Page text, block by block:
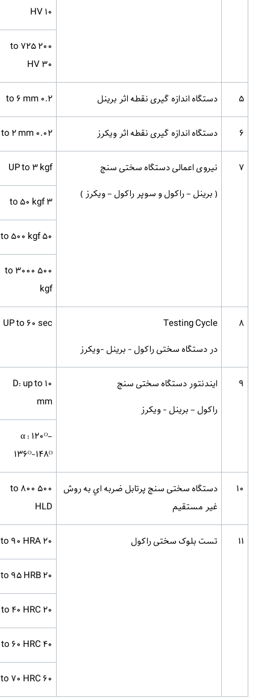
HV 10
200 to 725
HV 30
5 دستگاه اندازه گیری نقطه اثر برینل 0.2 to 6 mm
6 دستگاه اندازه گیری نقطه اثر ویکرز 0.02 to 2 mm
7
نیروی اعمالی دستگاه سختی سنج
( برینل – راکول و سوپر راکول – ویکرز )
UP to 3 kgf
3 to 50 kgf
50 to 500 kgf
500 to 3000
kgf
8
Testing Cycle
در دستگاه سختی راکول - برینل -ویکرز
UP to 60 sec
9
ایندنتور دستگاه سختی سنج
راکول – برینل - ویکرز
D: up to 10
mm
α : 120ᴼ–
136ᴼ-148ᴼ
10
دستگاه سختی سنج پرتابل ضربه اي به روش
غير مستقيم
500 to 800
HLD
11 تست بلوک سختی راکول 20 to 90 HRA
20 to 95 HRB
20 to 40 HRC
40 to 60 HRC
60 to 70 HRC